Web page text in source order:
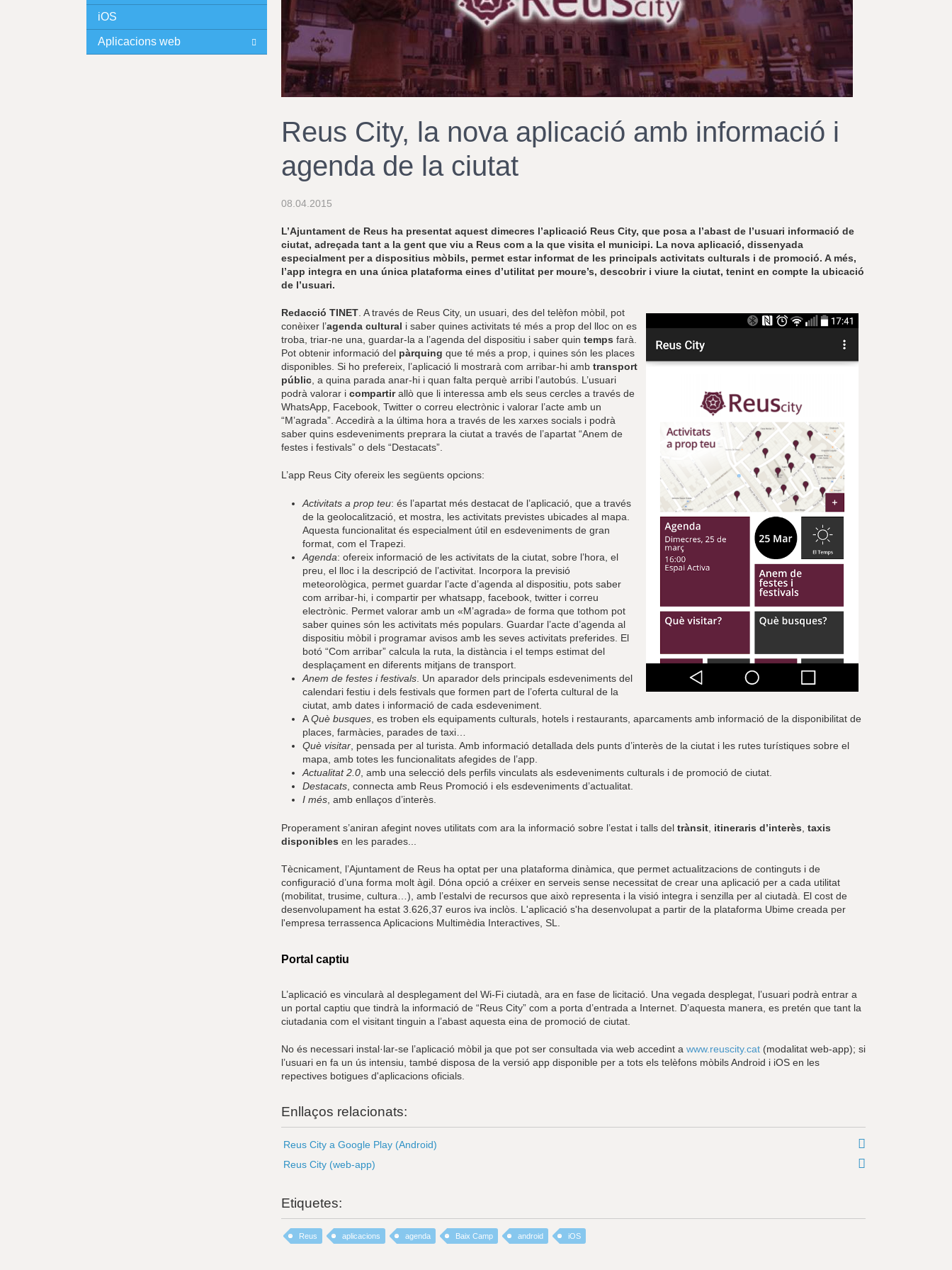
r
u
e
s
c
l
I
N
Reus City, la nova aplicació amb informació i
agenda de la ciutat
08.04.2015
L’Ajuntament de Reus ha presentat aquest dimecres l’aplicació Reus City, que posa a l’abast de l’usuari informació de
ciutat, adreçada tant a la gent que viu a Reus com a la que visita el municipi. La nova aplicació, dissenyada
especialment per a dispositius mòbils, permet estar informat de les principals activitats culturals i de promoció. A més,
l’app integra en una única plataforma eines d’utilitat per moure’s, descobrir i viure la ciutat, tenint en compte la ubicació
de l’usuari.
Redacció TINET . A través de Reus City, un usuari, des del telèfon mòbil, pot
conèixer l’agenda cultural i saber quines activitats té més a prop del lloc on es
troba, triar-ne una, guardar-la a l’agenda del dispositiu i saber quin temps farà.
Pot obtenir informació del pàrquing que té més a prop, i quines són les places
disponibles. Si ho prefereix, l’aplicació li mostrarà com arribar-hi amb transport
públic , a quina parada anar-hi i quan falta perquè arribi l’autobús. L’usuari
podrà valorar i compartirallò que li interessa amb els seus cercles a través de
WhatsApp, Facebook, Twitter o correu electrònic i valorar l’acte amb un
“M’agrada”. Accedirà a la última hora a través de les xarxes socials i podrà
saber quins esdeveniments preprara la ciutat a través de l’apartat “Anem de
festes i festivals” o dels “Destacats”.
L’app Reus City ofereix les següents opcions:
Activitats a prop teu: és l’apartat més destacat de l’aplicació, que a través
de la geolocalització, et mostra, les activitats previstes ubicades al mapa.
Aquesta funcionalitat és especialment útil en esdeveniments de gran
format, com el Trapezi.
Agenda: ofereix informació de les activitats de la ciutat, sobre l’hora, el
preu, el lloc i la descripció de l’activitat. Incorpora la previsió
meteorològica, permet guardar l’acte d’agenda al dispositiu, pots saber
com arribar-hi, i compartir per whatsapp, facebook, twitter i correu
electrònic. Permet valorar amb un «M’agrada» de forma que tothom pot
saber quines són les activitats més populars. Guardar l’acte d’agenda al
dispositiu mòbil i programar avisos amb les seves activitats preferides. El
botó “Com arribar” calcula la ruta, la distància i el temps estimat del
desplaçament en diferents mitjans de transport.
Anem de festes i festivals . Un aparador dels principals esdeveniments del
calendari festiu i dels festivals que formen part de l’oferta cultural de la
ciutat, amb dates i informació de cada esdeveniment.
AQuè busques , es troben els equipaments culturals, hotels i restaurants, aparcaments amb informació de la disponibilitat de
places, farmàcies, parades de taxi…
Què visitar , pensada per al turista. Amb informació detallada dels punts d’interès de la ciutat i les rutes turístiques sobre el
mapa, amb totes les funcionalitats afegides de l’app.
Actualitat 2.0 , amb una selecció dels perfils vinculats als esdeveniments culturals i de promoció de ciutat.
Destacats , connecta amb Reus Promoció i els esdeveniments d’actualitat.
I més , amb enllaços d’interès.
Properament s’aniran afegint noves utilitats com ara la informació sobre l’estat i talls del trànsit itineraris d’interès taxis
disponibles en les parades...
Tècnicament, l’Ajuntament de Reus ha optat per una plataforma dinàmica, que permet actualitzacions de continguts i de
configuració d’una forma molt àgil. Dóna opció a créixer en serveis sense necessitat de crear una aplicació per a cada utilitat
(mobilitat, trusime, cultura…), amb l’estalvi de recursos que això representa i la visió integra i senzilla per al ciutadà. El cost de
desenvolupament ha estat 3.626,37 euros iva inclòs. L'aplicació s'ha desenvolupat a partir de la plataforma Ubime creada per
l'empresa terrassenca Aplicacions Multimèdia Interactives, SL.
Portal captiu
L’aplicació es vincularà al desplegament del Wi-Fi ciutadà, ara en fase de licitació. Una vegada desplegat, l’usuari podrà entrar a
un portal captiu que tindrà la informació de “Reus City” com a porta d’entrada a Internet. D’aquesta manera, es pretén que tant la
ciutadania com el visitant tinguin a l’abast aquesta eina de promoció de ciutat.
No és necessari instal·lar-se l’aplicació mòbil ja que pot ser consultada via web accedint a www.reuscity.cat (modalitat web-app); si
l’usuari en fa un ús intensiu, també disposa de la versió app disponible per a tots els telèfons mòbils Android i iOS en les
repectives botigues d'aplicacions oficials.
Enllaços relacionats:
Reus City a Google Play (Android)
Reus City (web-app)
Etiquetes:
Reus aplicacions agenda Baix Camp android iOS
iOS
Aplicacions web